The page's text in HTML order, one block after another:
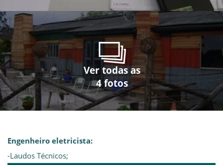
Ver todas as
4 fotos
Ver todas as
4 fotos
Ver todas as
4 fotos
Ver todas as
4 fotos
Engenheiro eletricista:
-Laudos Técnicos;